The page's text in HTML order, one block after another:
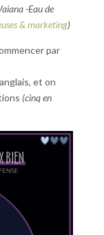
-Eau de
& marketing)
par
et on
(cinq en